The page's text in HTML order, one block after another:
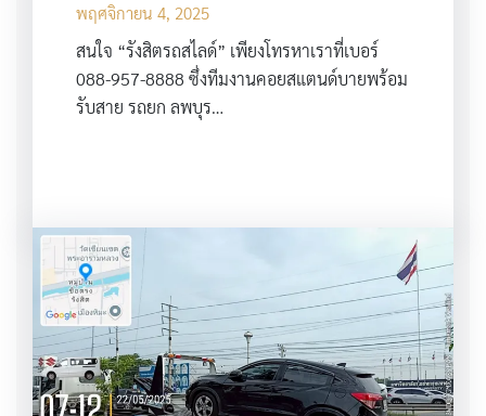
พฤศจิกายน 4, 2025
สนใจ “รังสิตรถสไลด์” เพียงโทรหาเราที่เบอร์
088-957-8888 ซึ่งทีมงานคอยสแตนด์บายพร้อม
รับสาย รถยก ลพบุร…